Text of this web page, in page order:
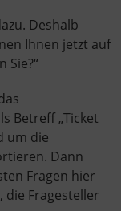
Deshalb
Ihnen jetzt auf
Sie?“
Betreff „Ticket
um die
Dann
Fragen hier
die Fragesteller